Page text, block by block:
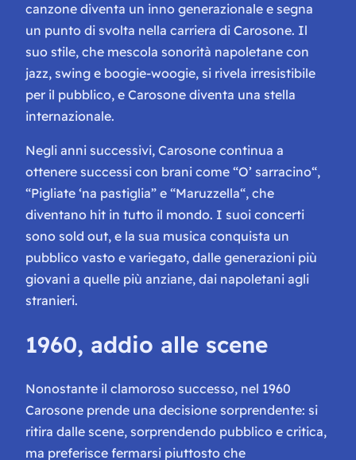
canzone diventa un inno generazionale e segna
un punto di svolta nella carriera di Carosone. Il
suo stile, che mescola sonorità napoletane con
jazz, swing e boogie-woogie, si rivela irresistibile
per il pubblico, e Carosone diventa una stella
internazionale.
Negli anni successivi, Carosone continua a
ottenere successi con brani come “O’ sarracino“,
“Pigliate ‘na pastiglia” e “Maruzzella“, che
diventano hit in tutto il mondo. I suoi concerti
sono sold out, e la sua musica conquista un
pubblico vasto e variegato, dalle generazioni più
giovani a quelle più anziane, dai napoletani agli
stranieri.
1960, addio alle scene
Nonostante il clamoroso successo, nel 1960
Carosone prende una decisione sorprendente: si
ritira dalle scene, sorprendendo pubblico e critica,
ma preferisce fermarsi piuttosto che